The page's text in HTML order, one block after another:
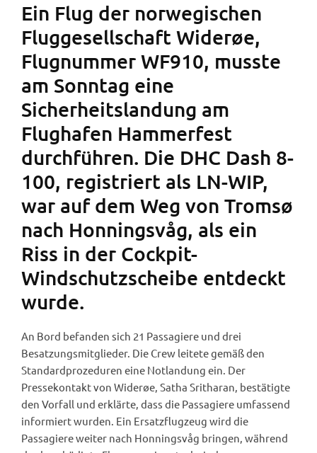
Ein Flug der norwegischen
Fluggesellschaft Widerøe,
Flugnummer WF910, musste
am Sonntag eine
Sicherheitslandung am
Flughafen Hammerfest
durchführen. Die DHC Dash 8-
100, registriert als LN-WIP,
war auf dem Weg von Tromsø
nach Honningsvåg, als ein
Riss in der Cockpit-
Windschutzscheibe entdeckt
wurde.
An Bord befanden sich 21 Passagiere und drei
Besatzungsmitglieder. Die Crew leitete gemäß den
Standardprozeduren eine Notlandung ein. Der
Pressekontakt von Widerøe, Satha Sritharan, bestätigte
den Vorfall und erklärte, dass die Passagiere umfassend
informiert wurden. Ein Ersatzflugzeug wird die
Passagiere weiter nach Honningsvåg bringen, während